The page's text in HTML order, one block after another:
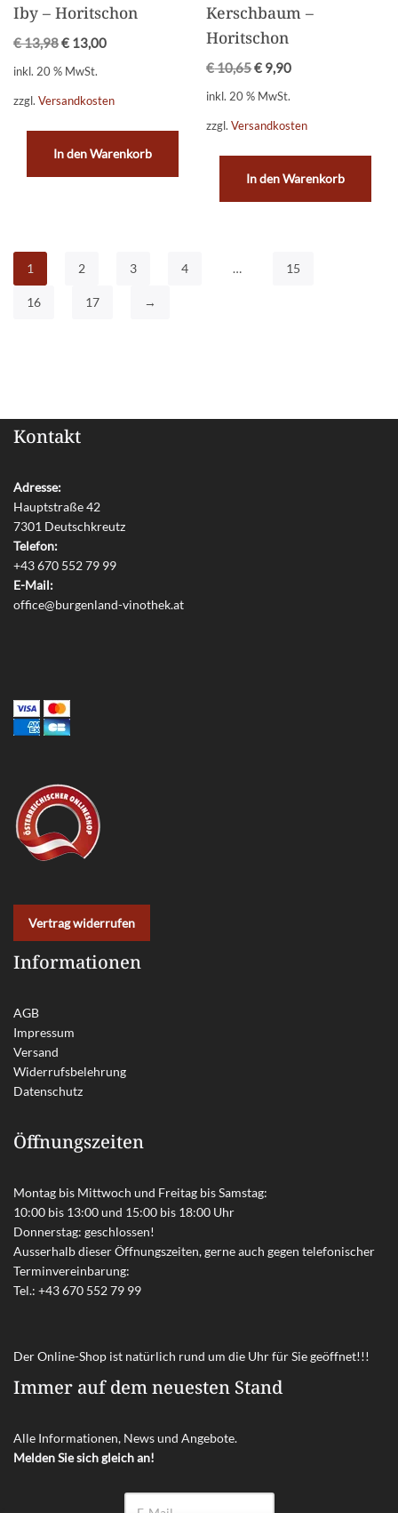
Iby – Horitschon
€13,98€ 13,00
inkl. 20 % MwSt.
zzgl. Versandkosten
In den Warenkorb
Kerschbaum –
Horitschon
€10,65€ 9,90
inkl. 20 % MwSt.
zzgl.Versandkosten
In den Warenkorb
1 2 3 4 … 15
16 17 →
Kontakt
Adresse:
Hauptstraße 42
7301 Deutschkreutz
Telefon:
+43 670 552 79 99
E-Mail:
office@burgenland-vinothek.at
Vertrag widerrufen
Informationen
AGB
Impressum
Versand
Widerrufsbelehrung
Datenschutz
Öffnungszeiten
Montag bis Mittwoch und Freitag bis Samstag:
10:00 bis 13:00 und 15:00 bis 18:00 Uhr
Donnerstag: geschlossen!
Ausserhalb dieser Öffnungszeiten, gerne auch gegen telefonischer
Terminvereinbarung:
Tel.: +43 670 552 79 99
Der Online-Shop ist natürlich rund um die Uhr für Sie geöffnet!!!
Immer auf dem neuesten Stand
Alle Informationen, News und Angebote.
Melden Sie sich gleich an!